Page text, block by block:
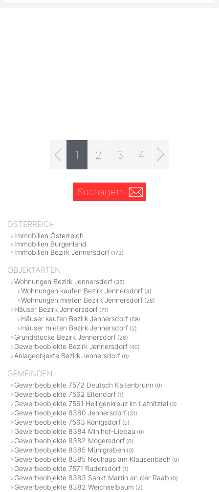
1 2 3 4
Suchagent
ÖSTERREICH
Immobilien Österreich
Immobilien Burgenland
Immobilien Bezirk Jennersdorf (173)
OBJEKTARTEN
Wohnungen Bezirk Jennersdorf (32)
Wohnungen kaufen Bezirk Jennersdorf (4)
Wohnungen mieten Bezirk Jennersdorf (28)
Häuser Bezirk Jennersdorf (71)
Häuser kaufen Bezirk Jennersdorf (69)
Häuser mieten Bezirk Jennersdorf (2)
Grundstücke Bezirk Jennersdorf (28)
Gewerbeobjekte Bezirk Jennersdorf (40)
Anlageobjekte Bezirk Jennersdorf (0)
GEMEINDEN
Gewerbeobjekte 7572 Deutsch Kaltenbrunn (0)
Gewerbeobjekte 7562 Eltendorf (1)
Gewerbeobjekte 7561 Heiligenkreuz im Lafnitztal (3)
Gewerbeobjekte 8380 Jennersdorf (31)
Gewerbeobjekte 7563 Königsdorf (0)
Gewerbeobjekte 8384 Minihof-Liebau (0)
Gewerbeobjekte 8382 Mogersdorf (0)
Gewerbeobjekte 8385 Mühlgraben (0)
Gewerbeobjekte 8385 Neuhaus am Klausenbach (0)
Gewerbeobjekte 7571 Rudersdorf (1)
Gewerbeobjekte 8383 Sankt Martin an der Raab (0)
Gewerbeobjekte 8382 Weichselbaum (2)